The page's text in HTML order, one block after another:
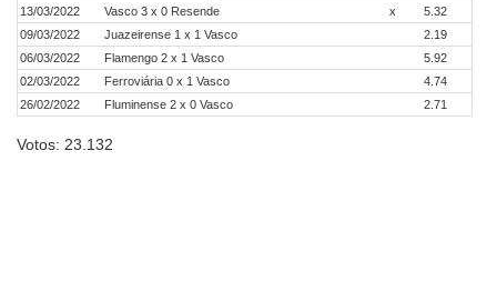
13/03/2022
Vasco 3 x 0 Resende x
5.32
09/03/2022
Juazeirense 1 x 1 Vasco
2.19
06/03/2022
Flamengo 2 x 1 Vasco
5.92
02/03/2022
Ferroviária 0 x 1 Vasco
4.74
26/02/2022
Fluminense 2 x 0 Vasco 2.71
Votos: 23.132